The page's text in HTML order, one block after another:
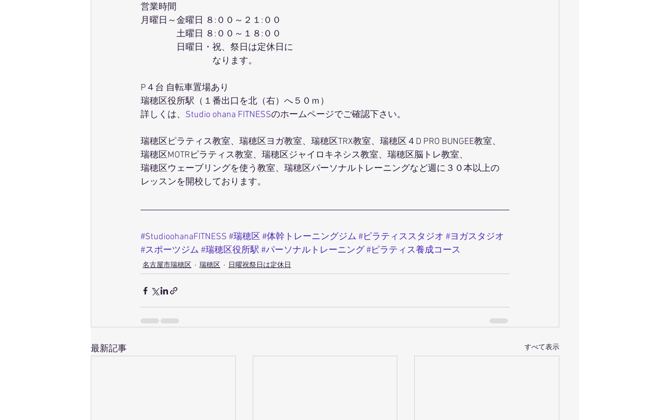
営業時間
月曜日～金曜日 ８:００～２１:００
土曜日 ８:００～１８:００
日曜日・祝、祭日は定休日に
なります。
P４台 自転車置場あり
瑞穂区役所駅（１番出口を北（右）へ５０ｍ）
詳しくは、 Studio ohana FITNESSのホームページでご確認下さい。
瑞穂区ピラティス教室、瑞穂区ヨガ教室、瑞穂区TRX教室、瑞穂区４D PRO BUNGEE教室、
瑞穂区MOTRピラティス教室、瑞穂区ジャイロキネシス教室、瑞穂区脳トレ教室、
瑞穂区ウェーブリングを使う教室、瑞穂区パーソナルトレーニングなど週に３０本以上の
レッスンを開校しております。
#StudioohanaFITNESS #瑞穂区#体幹トレーニングジム #ピラティススタジオ #ヨガスタジオ
#スポーツジム #瑞穂区役所駅#パーソナルトレーニング #ピラティス養成コース
名古屋市瑞穂区 瑞穂区 日曜祝祭日は定休日
最新記事 すべて表示